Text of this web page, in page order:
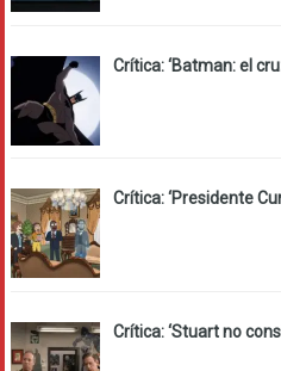
Crítica: ‘Batman: el
Crítica: ‘Presidente
Crítica: ‘Stuart no